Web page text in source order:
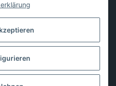
widerrufen
USt., zzgl.Versand